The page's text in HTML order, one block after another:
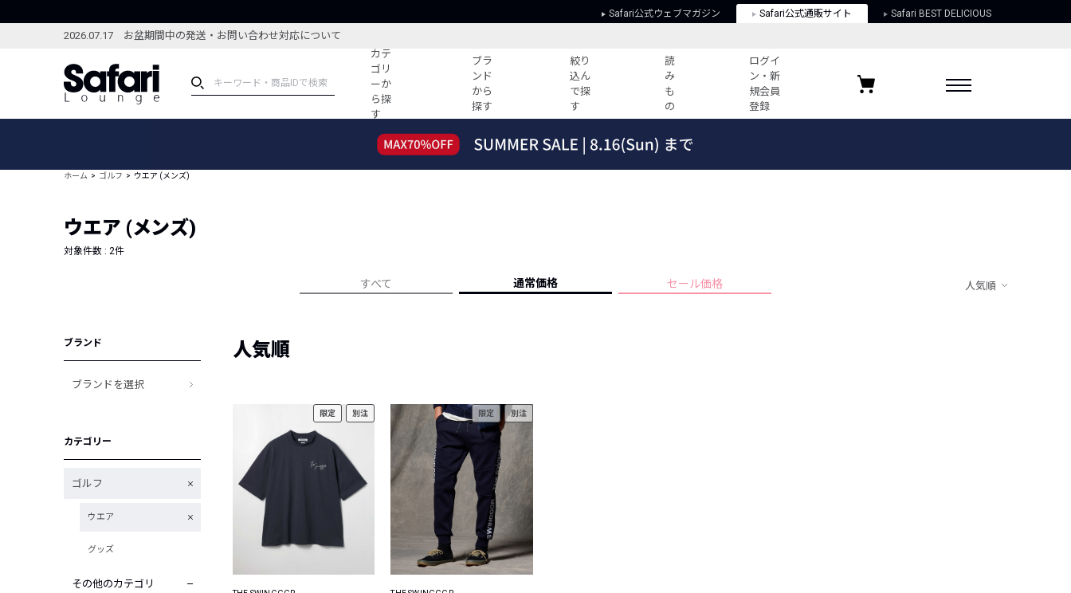
Safari公式ウェブマガジン Safari公式通販サイト Safari BEST DELICIOUS
2026.07.17 お盆期間中の発送・お問い合わせ対応について
カテ
ゴリ
ーか
ら探
す
ブラ
ンド
から
探す
絞り
込ん
で探
す
読
み
も
の
ログイ
ン・新
規会員
登録
ブランドから探す
新着アイテム
編集部のおすすめアイテム
すべての記事
人気記事ランキング
フォーカスブランド
セールおすすめアイテム
人気アイテム TOP 15
プライバシーポリシー
お気に入りブランド
ホーム ゴルフ ウエア (メンズ)
ウエア (メンズ)
対象件数 : 2件
すべて 通常価格 セール価格 人気順
ブランド
ブランドを選択
カテゴリー
ゴルフ
ウエア
グッズ
その他のカテゴリ
人気順
限定 別注 限定 別注